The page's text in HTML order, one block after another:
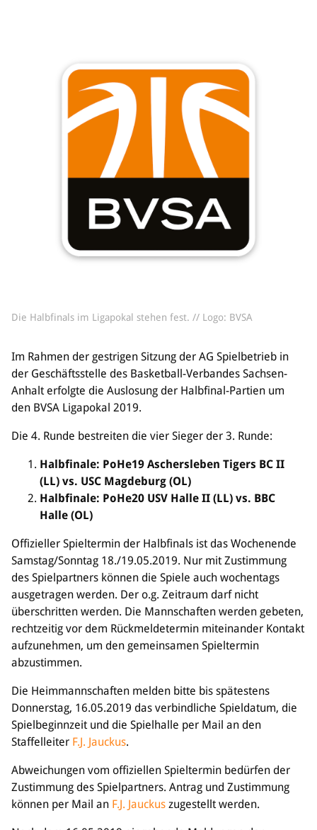
Digitaler Spielberichtsbogen
Info
Trainerwesen
Bildungsnetzwerk
Bildungsangebote im BVSA
Stellenangebote
Turnier- & Campbörse
FAQ
Kontakt
Vereinsfanshops
Die Halbfinals im Ligapokal stehen fest. // Logo: BVSA
Im Rahmen der gestrigen Sitzung der AG Spielbetrieb in
der Geschäftsstelle des Basketball-Verbandes Sachsen-
Anhalt erfolgte die Auslosung der Halbfinal-Partien um
den BVSA Ligapokal 2019.
Die 4. Runde bestreiten die vier Sieger der 3. Runde:
Halbfinale: PoHe19 Aschersleben Tigers BC II
(LL) vs. USC Magdeburg (OL)
Halbfinale: PoHe20 USV Halle II (LL) vs. BBC
Halle (OL)
Offizieller Spieltermin der Halbfinals ist das Wochenende
Samstag/Sonntag 18./19.05.2019. Nur mit Zustimmung
des Spielpartners können die Spiele auch wochentags
ausgetragen werden. Der o.g. Zeitraum darf nicht
überschritten werden. Die Mannschaften werden gebeten,
rechtzeitig vor dem Rückmeldetermin miteinander Kontakt
aufzunehmen, um den gemeinsamen Spieltermin
abzustimmen.
Die Heimmannschaften melden bitte bis spätestens
Donnerstag, 16.05.2019 das verbindliche Spieldatum, die
Spielbeginnzeit und die Spielhalle per Mail an den
Staffelleiter F.J. Jauckus.
Abweichungen vom offiziellen Spieltermin bedürfen der
Zustimmung des Spielpartners. Antrag und Zustimmung
können per Mail an F.J. Jauckus zugestellt werden.